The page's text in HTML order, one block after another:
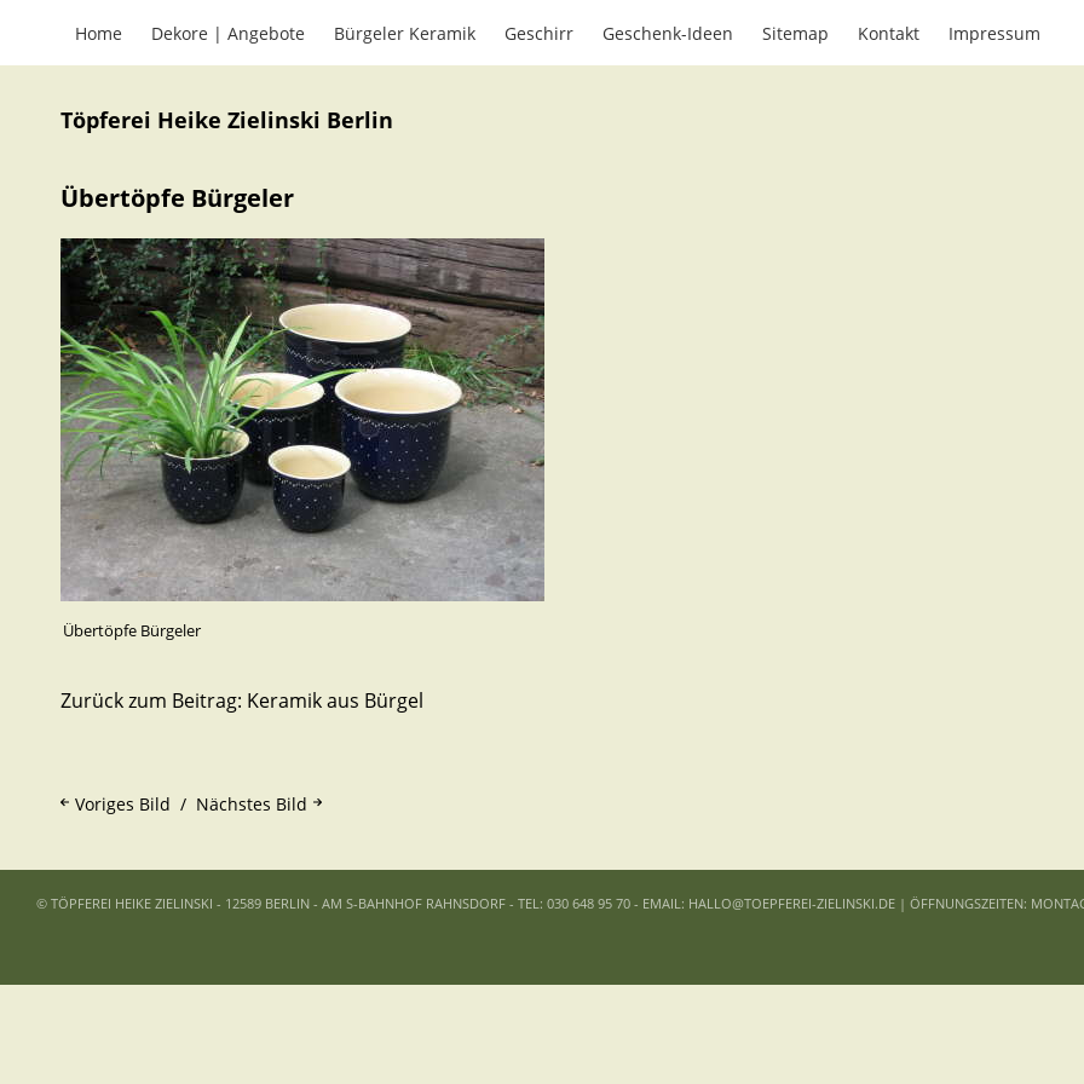
Home Dekore | Angebote Bürgeler Keramik Geschirr Geschenk-Ideen Sitemap Kontakt Impressum
Töpferei Heike Zielinski Berlin
Übertöpfe Bürgeler
Übertöpfe Bürgeler
Zurück zum Beitrag: Keramik aus Bürgel
Voriges Bild Nächstes Bild
© TÖPFEREI HEIKE ZIELINSKI - 12589 BERLIN - AM S-BAHNHOF RAHNSDORF - TEL: 030 648 95 70 - EMAIL: HALLO@TOEPFEREI-ZIELINSKI.DE | ÖFFNUNGSZEITEN: